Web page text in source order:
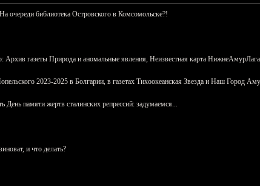
очереди библиотека Островского в Комсомольске?!
Архив газеты Природа и аномальные явления, Неизвестная карта
2023-2025 в Болгарии, в газетах Тихоокеанская Звезда и Наш Город
памяти жертв сталинских репрессий: задумаемся...
и что делать?